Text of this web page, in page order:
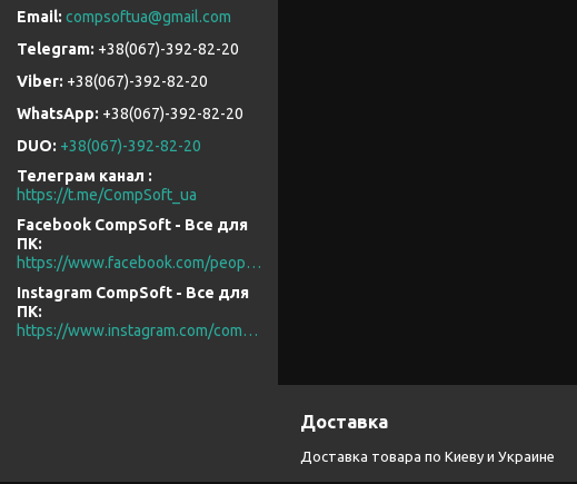
compsoftua@gmail.com
+38(067)-392-82-20
+38(067)-392-82-20
+38(067)-392-82-20
DUO +38(067)-392-82-20
Телеграм канал
https://t.me/CompSoft_ua
Facebook CompSoft - Все для
ПК
https://www.facebook.com/people/CompSoft-Все-для-ПК/61573976796581/
Instagram CompSoft - Все для
ПК
https://www.instagram.com/compsoft.ua/
Доставка
Доставка товара по Киеву и Украине